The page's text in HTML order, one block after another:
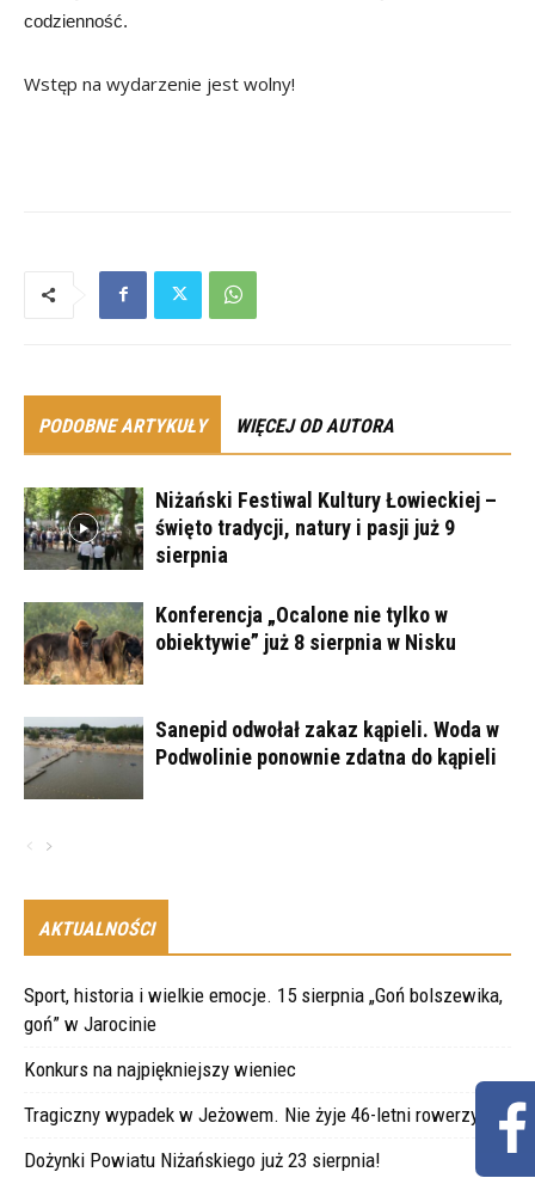
codzienność.
Wstęp na wydarzenie jest wolny!
PODOBNE ARTYKUŁY WIĘCEJ OD AUTORA
Niżański Festiwal Kultury Łowieckiej –
święto tradycji, natury i pasji już 9
sierpnia
Konferencja „Ocalone nie tylko w
obiektywie” już 8 sierpnia w Nisku
Sanepid odwołał zakaz kąpieli. Woda w
Podwolinie ponownie zdatna do kąpieli
AKTUALNOŚCI
Sport, historia i wielkie emocje. 15 sierpnia „Goń bolszewika,
goń” w Jarocinie
Konkurs na najpiękniejszy wieniec
Tragiczny wypadek w Jeżowem. Nie żyje 46-letni rowerzysta
Dożynki Powiatu Niżańskiego już 23 sierpnia!